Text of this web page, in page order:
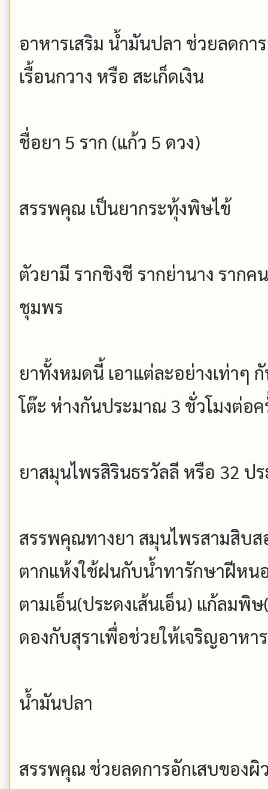
อาหารเสริม น้ำมันปลา ช่วยลดก
เรื้อนกวาง หรือ สะเก็ดเงิน
ชื่อยา 5 ราก (แก้ว 5 ดวง)
สรรพคุณ เป็นยากระทุ้งพิษไข้
ตัวยามี รากชิงชี รากย่านาง รากค
ชุมพร
ยาทั้งหมดนี้ เอาแต่ละอย่างเท่าๆ
โต๊ะ ห่างกันประมาณ 3 ชั่วโมงต่อค
ยาสมุนไพรสิรินธรวัลลี หรือ 32 ป
สรรพคุณทางยา สมุนไพรสามสิบส
ตากแห้งใช้ฝนกับน้ำทารักษาฝีห
ตามเอ็น(ประดงเส้นเอ็น) แก้ลมพิ
ดองกับสุราเพื่อช่วยให้เจริญอาหาร
น้ำมันปลา
สรรพคุณ ช่วยลดการอักเสบของผิ